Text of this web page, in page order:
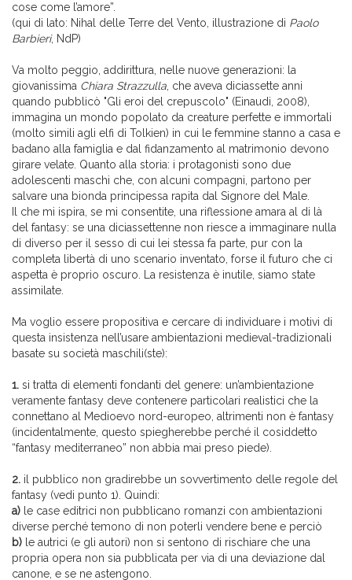
cose come l’amore”.
(qui di lato: Nihal delle Terre del Vento, illustrazione di Paolo
Barbieri, NdP)
Va molto peggio, addirittura, nelle nuove generazioni: la
giovanissima Chiara Strazzulla , che aveva diciassette anni
quando pubblicò "Gli eroi del crepuscolo" (Einaudi, 2008),
immagina un mondo popolato da creature perfette e immortali
(molto simili agli elfi di Tolkien) in cui le femmine stanno a casa e
badano alla famiglia e dal fidanzamento al matrimonio devono
girare velate. Quanto alla storia: i protagonisti sono due
adolescenti maschi che, con alcuni compagni, partono per
salvare una bionda principessa rapita dal Signore del Male.
Il che mi ispira, se mi consentite, una riflessione amara al di là
del fantasy: se una diciassettenne non riesce a immaginare nulla
di diverso per il sesso di cui lei stessa fa parte, pur con la
completa libertà di uno scenario inventato, forse il futuro che ci
aspetta è proprio oscuro. La resistenza è inutile, siamo state
assimilate.
Ma voglio essere propositiva e cercare di individuare i motivi di
questa insistenza nell’usare ambientazioni medieval-tradizionali
basate su società maschili(ste):
1. si tratta di elementi fondanti del genere: un’ambientazione
veramente fantasy deve contenere particolari realistici che la
connettano al Medioevo nord-europeo, altrimenti non è fantasy
(incidentalmente, questo spiegherebbe perché il cosiddetto
“fantasy mediterraneo” non abbia mai preso piede).
2. il pubblico non gradirebbe un sovvertimento delle regole del
fantasy (vedi punto 1). Quindi:
a) le case editrici non pubblicano romanzi con ambientazioni
diverse perché temono di non poterli vendere bene e perciò
b) le autrici (e gli autori) non si sentono di rischiare che una
propria opera non sia pubblicata per via di una deviazione dal
canone, e se ne astengono.